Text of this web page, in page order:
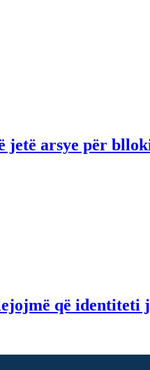
arsye për
që identiteti